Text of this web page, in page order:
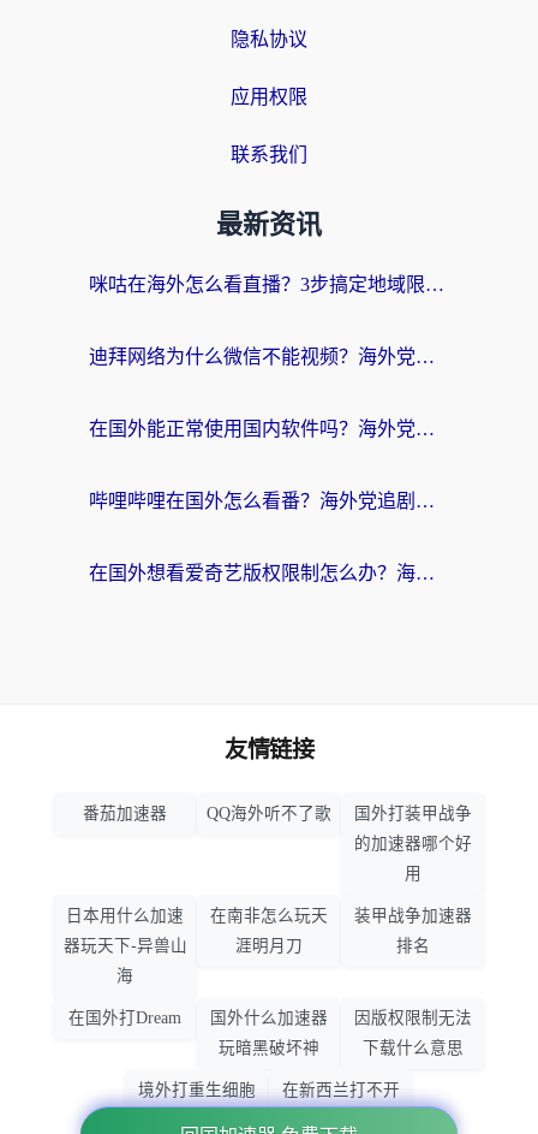
隐私协议
应用权限
联系我们
最新资讯
咪咕在海外怎么看直播？3步搞定地域限制，还能畅看腾讯视频与国内热剧
迪拜网络为什么微信不能视频？海外党必看的回国加速全攻略
在国外能正常使用国内软件吗？海外党亲测有效的无缝访问指南
哔哩哔哩在国外怎么看番？海外党追剧看片的终极解决方案
在国外想看爱奇艺版权限制怎么办？海外华人必看的追剧自由指南
友情链接
番茄加速器 QQ海外听不了歌
国外打装甲战争
的加速器哪个好
用
日本用什么加速
器玩天下-异兽山
海
在南非怎么玩天
涯明月刀
装甲战争加速器
排名
在国外打Dream
国外什么加速器
玩暗黑破坏神
因版权限制无法
下载什么意思
境外打重生细胞
在新西兰打不开